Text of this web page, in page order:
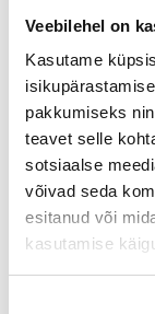
Veebilehel on
Kasutame
pakkumiseks
teavet selle
sotsiaalse
võivad seda
esitanud või
kasutamise
ROHKEM
MÕÕDUD